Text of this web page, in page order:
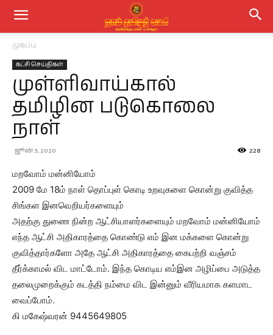
முகப்பு
கட்சி செய்திகள்
முள்ளிவாய்கால்
தமிழின படுகொலை
நாள்
ஜூன் 3, 2020 228
மறவோம் மன்னியோம்
2009 மே 18ம் நாள் தொப்புள் கொடி உறவுகளை கொன்று குவித்த
சிங்கள இனவெறியர்களையும்
அதற்கு துணை நின்ற ஆட்சியாளர்களையும் மறவோம் மன்னியோம்
எந்த ஆட்சி அதிகாரத்தை கொண்டு எம் இன மக்களை கொன்று
குவித்தார்களோ அதே ஆட்சி அதிகாரத்தை கைபற்றி வஞ்சம்
தீர்க்காமல் விட மாட்டோம். இந்த கொடிய எம்இன அழிப்பை அடுத்த
தலைமுறைக்கும் கடத்தி நம்மை விட இன்னும் வீரியமாக களமாட
வைப்போம்.
கி மகேஷ்வரன் 9445649805